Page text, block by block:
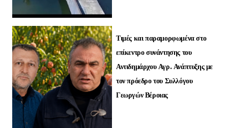
Τιμές και παραμορφωμένα στο
επίκεντρο συνάντησης του
Αντιδημάρχου Αγρ. Ανάπτυξης με
τον πρόεδρο του Συλλόγου
Γεωργών Βέροιας